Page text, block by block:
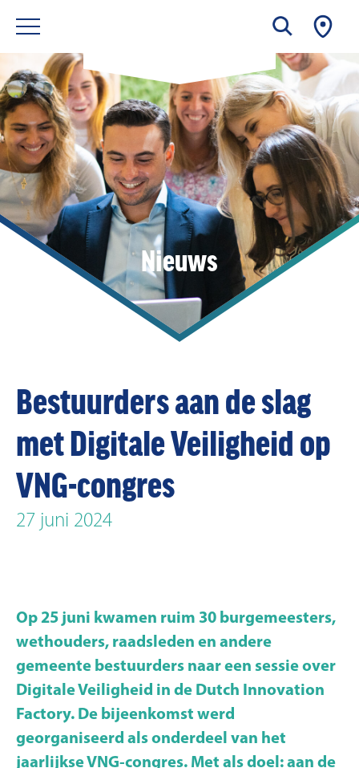
Nieuws
Bestuurders aan de slag
met Digitale Veiligheid op
VNG-congres
27 juni 2024
Op 25 juni kwamen ruim 30 burgemeesters,
wethouders, raadsleden en andere
gemeente bestuurders naar een sessie over
Digitale Veiligheid in de Dutch Innovation
Factory. De bijeenkomst werd
georganiseerd als onderdeel van het
jaarlijkse VNG-congres. Met als doel: aan de